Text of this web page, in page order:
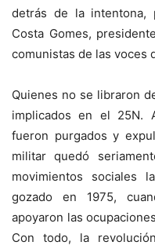
detrás de la intentona,
Costa Gomes,
comunistas de las voces
Quienes no se libraron
implicados en el 25N.
fueron purgados y
militar quedó
movimientos sociales
gozado en 1975,
apoyaron las
Con todo, la